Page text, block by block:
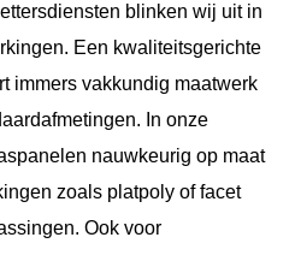
blinken wij uit in
Een kwaliteitsgerichte
immers vakkundig maatwerk
In onze
nauwkeurig op maat
zoals platpoly of facet
Ook voor